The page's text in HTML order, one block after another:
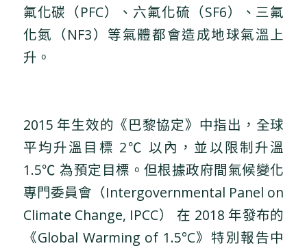
氟化碳（PFC）、六氟化硫（SF6）、三氟
化氮（NF3）等氣體都會造成地球氣溫上
升。
2015 年生效的《巴黎協定》中指出，全球
平均升溫目標 2℃ 以內，並以限制升溫
1.5℃ 為預定目標。但根據政府間氣候變化
專門委員會（Intergovernmental Panel on
Climate Change, IPCC） 在 2018 年發布的
《Global Warming of 1.5°C》特別報告中